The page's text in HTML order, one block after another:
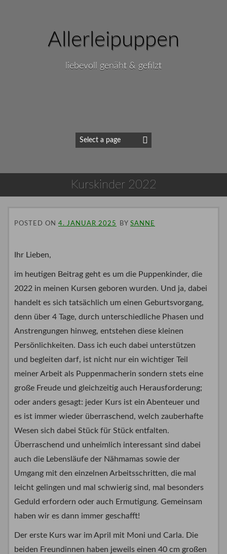
Allerleipuppen
liebevoll genäht & gefilzt
Kurskinder 2022
POSTED ON 4. JANUAR 2025 BY SANNE
Ihr Lieben,
im heutigen Beitrag geht es um die Puppenkinder, die
2022 in meinen Kursen geboren wurden. Und ja, dabei
handelt es sich tatsächlich um einen Geburtsvorgang,
denn über 4 Tage, durch unterschiedliche Phasen und
Anstrengungen hinweg, entstehen diese kleinen
Persönlichkeiten. Dass ich euch dabei unterstützen
und begleiten darf, ist nicht nur ein wichtiger Teil
meiner Arbeit als Puppenmacherin sondern stets eine
große Freude und gleichzeitig auch Herausforderung;
oder anders gesagt: jeder Kurs ist ein Abenteuer und
es ist immer wieder überraschend, welch zauberhafte
Wesen sich dabei Stück für Stück entfalten.
Überraschend und unheimlich interessant sind dabei
auch die Lebensläufe der Nähmamas sowie der
Umgang mit den einzelnen Arbeitsschritten, die mal
leicht gelingen und mal schwierig sind, mal besonders
Geduld erfordern oder auch Ermutigung. Gemeinsam
haben wir es dann immer geschafft!
Der erste Kurs war im April mit Moni und Carla. Die
beiden Freundinnen haben jeweils einen 40 cm großen